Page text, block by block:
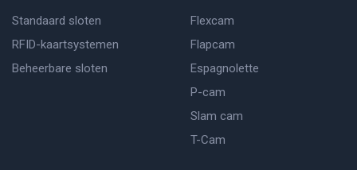
Standaard sloten
RFID-kaartsystemen
Beheerbare sloten
Flexcam
Flapcam
Espagnolette
P-cam
Slam cam
T-Cam